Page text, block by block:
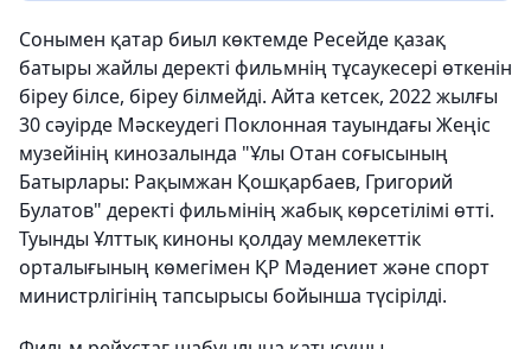
Сонымен қатар биыл көктемде Ресейде қазақ
батыры жайлы деректі фильмнің тұсаукесері өткенін
біреу білсе, біреу білмейді. Айта кетсек, 2022 жылғы
30 сәуірде Мәскеудегі Поклонная тауындағы Жеңіс
музейінің кинозалында "Ұлы Отан соғысының
Батырлары: Рақымжан Қошқарбаев, Григорий
Булатов" деректі фильмінің жабық көрсетілімі өтті.
Туынды Ұлттық киноны қолдау мемлекеттік
орталығының көмегімен ҚР Мәдениет және спорт
министрлігінің тапсырысы бойынша түсірілді.